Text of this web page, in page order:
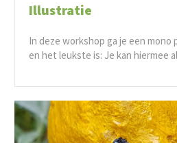
Illustratie
In deze workshop ga je een
en het leukste is: Je kan hiermee